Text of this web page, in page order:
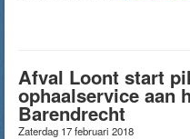
Afval Loont start
ophaalservice aan
Barendrecht
Zaterdag 17 februari 2018